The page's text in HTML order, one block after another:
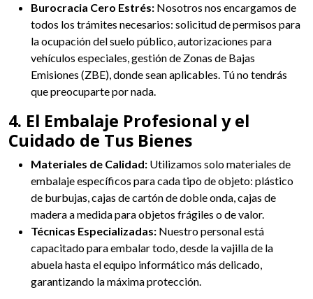
Burocracia Cero Estrés: Nosotros nos encargamos de
todos los trámites necesarios: solicitud de permisos para
la ocupación del suelo público, autorizaciones para
vehículos especiales, gestión de Zonas de Bajas
Emisiones (ZBE), donde sean aplicables. Tú no tendrás
que preocuparte por nada.
4. El Embalaje Profesional y el
Cuidado de Tus Bienes
Materiales de Calidad: Utilizamos solo materiales de
embalaje específicos para cada tipo de objeto: plástico
de burbujas, cajas de cartón de doble onda, cajas de
madera a medida para objetos frágiles o de valor.
Técnicas Especializadas: Nuestro personal está
capacitado para embalar todo, desde la vajilla de la
abuela hasta el equipo informático más delicado,
garantizando la máxima protección.